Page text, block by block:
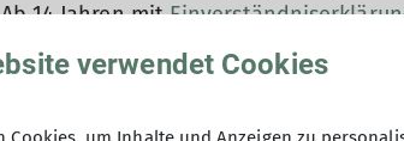
14 Jahren mit
verwendet Cookies